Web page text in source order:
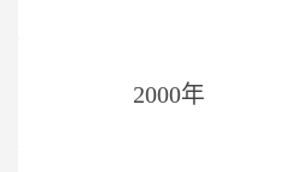
2000年